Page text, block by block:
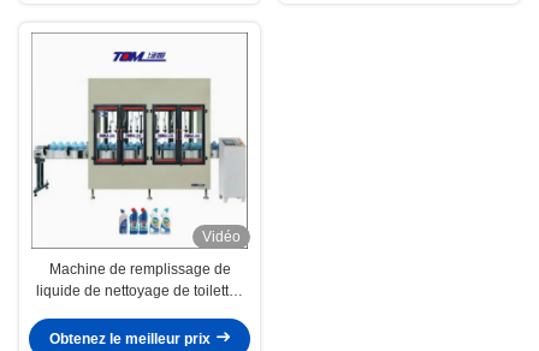
Vidéo
Machine de remplissage de
liquide de nettoyage de toilettes
Obtenez le meilleur prix